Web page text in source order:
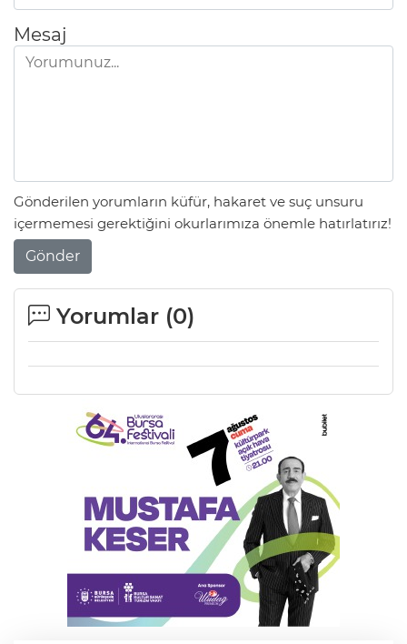
Mesaj
Gönderilen yorumların küfür, hakaret ve suç unsuru
içermemesi gerektiğini okurlarımıza önemle hatırlatırız!
Gönder
Yorumlar (0)